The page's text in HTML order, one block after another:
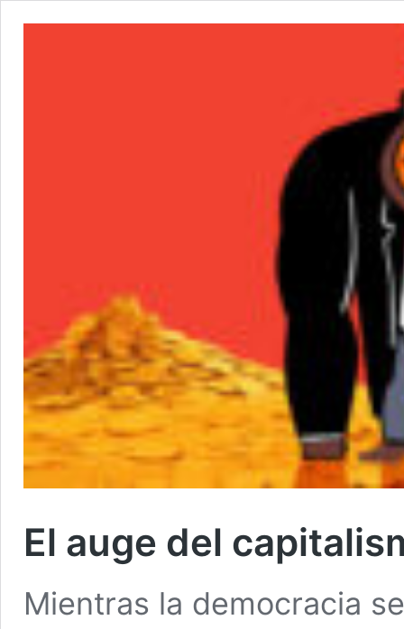
El auge del
Mientras la democracia